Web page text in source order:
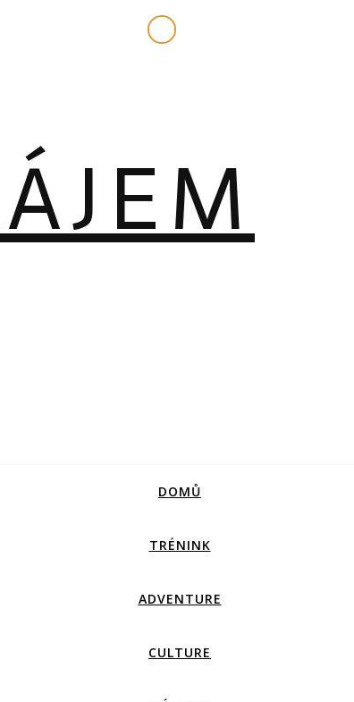
DOMŮ
TRÉNINK
ADVENTURE
CULTURE